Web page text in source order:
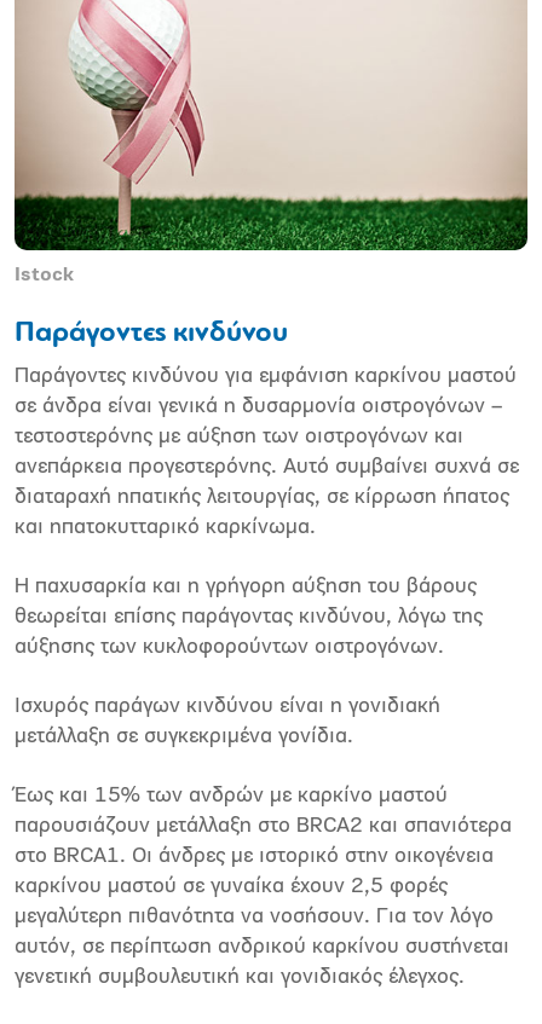
Istock
Παράγοντες κινδύνου
Παράγοντες κινδύνου για εµφάνιση καρκίνου µαστού
σε άνδρα είναι γενικά η δυσαρµονία οιστρογόνων –
τεστοστερόνης µε αύξηση των οιστρογόνων και
ανεπάρκεια προγεστερόνης. Αυτό συµβαίνει συχνά σε
διαταραχή ηπατικής λειτουργίας, σε κίρρωση ήπατος
και ηπατοκυτταρικό καρκίνωµα.
Η παχυσαρκία και η γρήγορη αύξηση του βάρους
θεωρείται επίσης παράγοντας κινδύνου, λόγω της
αύξησης των κυκλοφορούντων οιστρογόνων.
Ισχυρός παράγων κινδύνου είναι η γονιδιακή
µετάλλαξη σε συγκεκριµένα γονίδια.
Έως και 15% των ανδρών µε καρκίνο µαστού
παρουσιάζουν µετάλλαξη στο BRCA2 και σπανιότερα
στο BRCA1. Οι άνδρες µε ιστορικό στην οικογένεια
καρκίνου µαστού σε γυναίκα έχουν 2,5 φορές
µεγαλύτερη πιθανότητα να νοσήσουν. Για τον λόγο
αυτόν, σε περίπτωση ανδρικού καρκίνου συστήνεται
γενετική συµβουλευτική και γονιδιακός έλεγχος.